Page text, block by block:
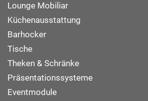
Lounge Mobiliar
Küchenausstattung
Barhocker
Tische
Theken & Schränke
Präsentationssysteme
Eventmodule